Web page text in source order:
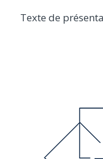
Texte de